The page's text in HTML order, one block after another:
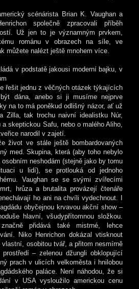
scénárista Brian K. Vaughan a
společně zpracovali příběh
Už jen to je významným prvkem,
románu v obrazech na síle, ve
můžete nalézt ještě mnohem více.
v podstatě jakousi moderní bajku, v
řešit jednu z věčných otázek týkajících
dána, anebo si ji musíme nejprve
na to má poněkud odlišný názor, ať už
Zilla, tak trochu naivní idealistku Núr,
skeptickou Safu, nebo o malého Aliho,
narodil v zajetí.
život ve stále ještě bombardovaných
med. Skupina, která (aby toho nebylo
neshodám (stejně jako by tomu
u lidí), se protlouká od jednoho
Vaughan se se svými zvířecími
hrůza a brutalita provázejí čtenáře
ho ani na chvíli vydechnout. I
obyčejnou krvavou akční show –
hlavní, všudypřítomnou složkou.
přidává také mistrné, lehce
Niko Henrichon dokázal vtisknout
osobitou tvář, a přitom nesmírně
– zelenou džungli obklopující
prach v ulicích velkoměsta i hnilobou
paláce. Není náhodou, že si
v USA vysloužilo americkou cenu